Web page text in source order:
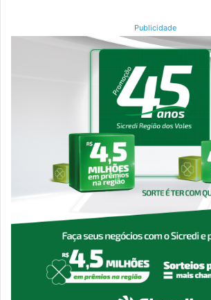
Publicidade